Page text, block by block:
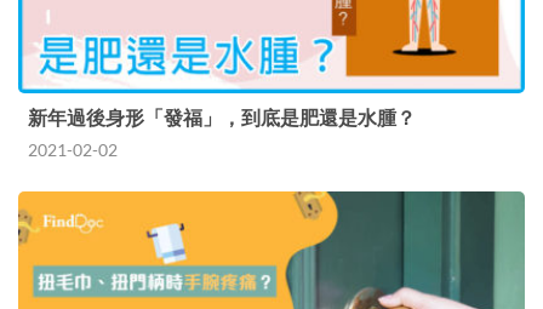
新年過後身形「發福」，到底是肥還是水腫？
2021-02-02